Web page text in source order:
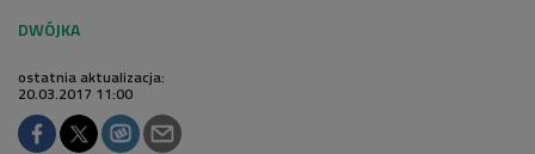
ostatnia aktualizacja:
20.03.2017 11:00